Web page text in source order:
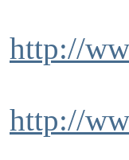
http://
http://